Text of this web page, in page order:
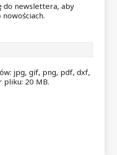
do newslettera, aby
jpg, gif, png, pdf, dxf,
pliku: 20 MB.